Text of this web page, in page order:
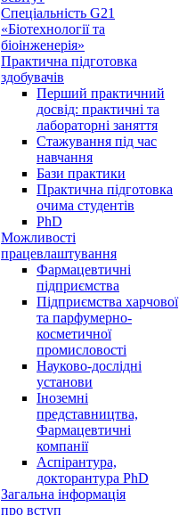
Спеціальність G21
«Біотехнології та
біоінженерія»
Практична підготовка
здобувачів
Перший практичний
досвід: практичні та
лабораторні заняття
Стажування під час
навчання
Бази практики
Практична підготовка
очима студентів
PhD
Можливості
працевлаштування
Фармацевтичні
підприємства
Підприємства харчової
та парфумерно-
косметичної
промисловості
Науково-дослідні
установи
Іноземні
представництва,
Фармацевтичні
компанії
Аспірантура,
докторантура PhD
Загальна інформація
про вступ